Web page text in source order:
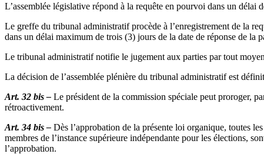
L’assemblée législative répond à la requête en pourvoi dans un délai
Le greffe du tribunal administratif procède à l’enregistrement de la
dans un délai maximum de trois (3) jours de la date de réponse de la
Le tribunal administratif notifie le jugement aux parties par tout
La décision de l’assemblée plénière du tribunal administratif est
Art. 32 bis – Le président de la commission spéciale peut proroger,
rétroactivement.
Art. 34 bis – Dès l’approbation de la présente loi organique, toutes
membres de l’instance supérieure indépendante pour les élections,
l’approbation.